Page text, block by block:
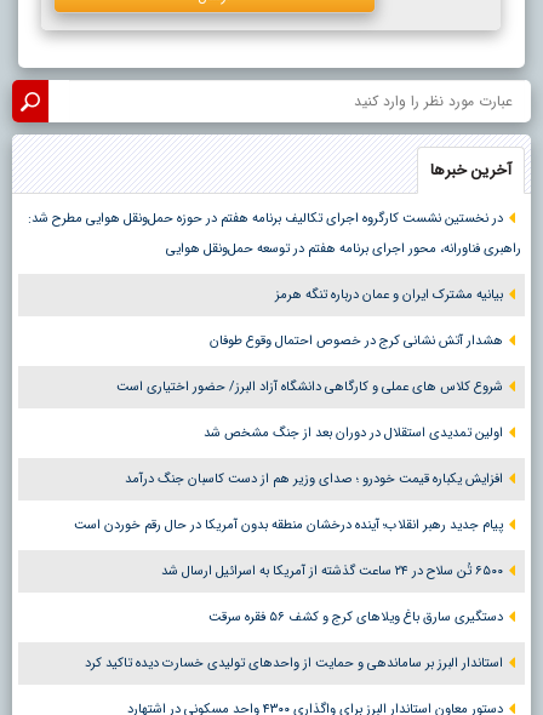
آخرین خبرها
در نخستین نشست کارگروه اجرای تکالیف برنامه هفتم در حوزه حمل‌ونقل هوایی مطرح شد:
راهبری فناورانه، محور اجرای برنامه هفتم در توسعه حمل‌ونقل هوایی
بیانیه مشترک ایران و عمان درباره تنگه هرمز
هشدار آتش نشانی کرج در خصوص احتمال وقوع طوفان
شروع کلاس های عملی و کارگاهی دانشگاه آزاد البرز/ حضور اختیاری است
اولین تمدیدی استقلال در دوران بعد از جنگ مشخص شد
افزایش یکباره قیمت خودرو ؛ صدای وزیر هم از دست کاسبان جنگ درآمد
پیام جدید رهبر انقلاب؛ آینده درخشان منطقه بدون آمریکا در حال رقم خوردن است
۶۵۰۰ تُن سلاح در ۲۴ ساعت گذشته از آمریکا به اسرائیل ارسال شد
دستگیری سارق باغ ویلاهای کرج و کشف ۵۶ فقره سرقت
استاندار البرز بر ساماندهی و حمایت از واحدهای تولیدی خسارت دیده تاکید کرد
دستور معاون استاندار البرز برای واگذاری ۴۳۰۰ واحد مسکونی در اشتهارد